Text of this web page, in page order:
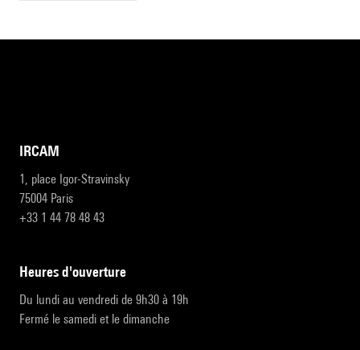
IRCAM
1, place Igor-Stravinsky
75004 Paris
+33 1 44 78 48 43
heures d'ouverture
Du lundi au vendredi de 9h30 à 19h
Fermé le samedi et le dimanche